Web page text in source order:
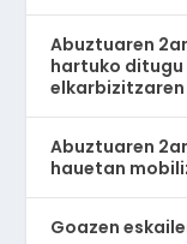
Abuztuaren
hartuko
Abuztuaren
hauetan
Goazen